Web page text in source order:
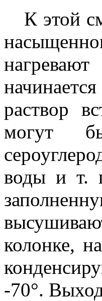
К этой
раствор
могут
воды и т.
колонке,
-70°.